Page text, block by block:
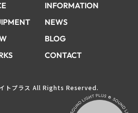
INFORMATION
NEWS
BLOG
CONTACT
トプラス All Rights Reserved.